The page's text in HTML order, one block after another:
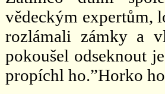
vědeckým expertům,
rozlámali zámky a
pokoušel odseknout
propíchl ho.”Horko